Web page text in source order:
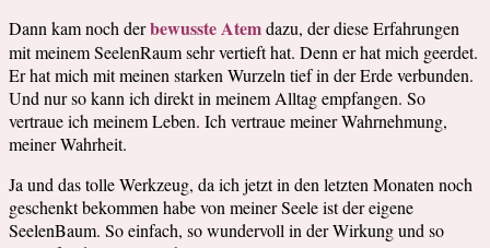
Dann kam noch derbewusste Atemdazu, der diese Erfahrungen
mit meinem SeelenRaum sehr vertieft hat. Denn er hat mich geerdet.
Er hat mich mit meinen starken Wurzeln tief in der Erde verbunden.
Und nur so kann ich direkt in meinem Alltag empfangen. So
vertraue ich meinem Leben. Ich vertraue meiner Wahrnehmung,
meiner Wahrheit.
Ja und das tolle Werkzeug, da ich jetzt in den letzten Monaten noch
geschenkt bekommen habe von meiner Seele ist der eigene
SeelenBaum. So einfach, so wundervoll in der Wirkung und so